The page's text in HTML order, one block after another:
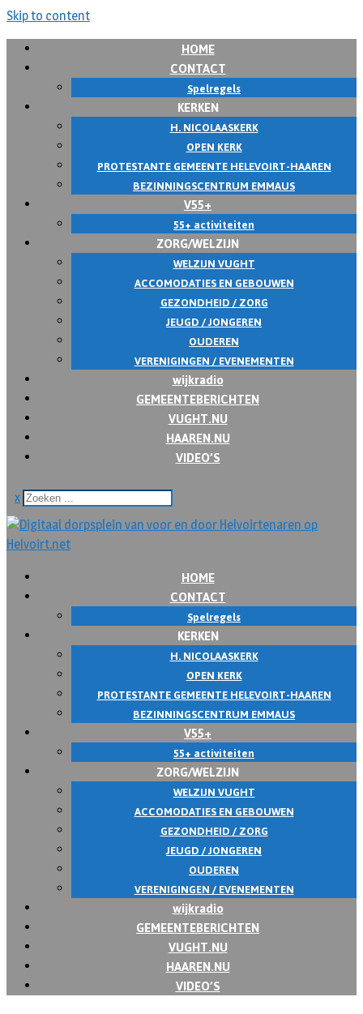
Skip to content
HOME
CONTACT
Spelregels
KERKEN
H. NICOLAASKERK
OPEN KERK
PROTESTANTE GEMEENTE HELEVOIRT-HAAREN
BEZINNINGSCENTRUM EMMAUS
V55+
55+ activiteiten
ZORG/WELZIJN
WELZIJN VUGHT
ACCOMODATIES EN GEBOUWEN
GEZONDHEID / ZORG
JEUGD / JONGEREN
OUDEREN
VERENIGINGEN / EVENEMENTEN
wijkradio
GEMEENTEBERICHTEN
VUGHT.NU
HAAREN.NU
VIDEO’S
x
HOME
CONTACT
Spelregels
KERKEN
H. NICOLAASKERK
OPEN KERK
PROTESTANTE GEMEENTE HELEVOIRT-HAAREN
BEZINNINGSCENTRUM EMMAUS
V55+
55+ activiteiten
ZORG/WELZIJN
WELZIJN VUGHT
ACCOMODATIES EN GEBOUWEN
GEZONDHEID / ZORG
JEUGD / JONGEREN
OUDEREN
VERENIGINGEN / EVENEMENTEN
wijkradio
GEMEENTEBERICHTEN
VUGHT.NU
HAAREN.NU
VIDEO’S